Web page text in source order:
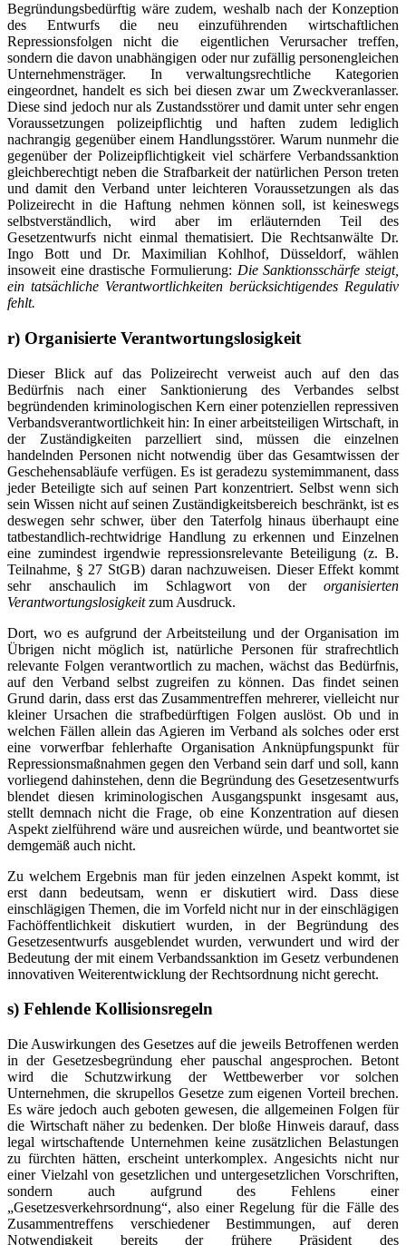
Begründungsbedürftig wäre zudem, weshalb nach der Konzeption
des Entwurfs die neu einzuführenden wirtschaftlichen
Repressionsfolgen nicht die eigentlichen Verursacher treffen,
sondern die davon unabhängigen oder nur zufällig personengleichen
Unternehmensträger. In verwaltungsrechtliche Kategorien
eingeordnet, handelt es sich bei diesen zwar um Zweckveranlasser.
Diese sind jedoch nur als Zustandsstörer und damit unter sehr engen
Voraussetzungen polizeipflichtig und haften zudem lediglich
nachrangig gegenüber einem Handlungsstörer. Warum nunmehr die
gegenüber der Polizeipflichtigkeit viel schärfere Verbandssanktion
gleichberechtigt neben die Strafbarkeit der natürlichen Person treten
und damit den Verband unter leichteren Voraussetzungen als das
Polizeirecht in die Haftung nehmen können soll, ist keineswegs
selbstverständlich, wird aber im erläuternden Teil des
Gesetzentwurfs nicht einmal thematisiert. Die Rechtsanwälte Dr.
Ingo Bott und Dr. Maximilian Kohlhof, Düsseldorf, wählen
insoweit eine drastische Formulierung: Die Sanktionsschärfe steigt,
ein tatsächliche Verantwortlichkeiten berücksichtigendes Regulativ
fehlt.
r) Organisierte Verantwortungslosigkeit
Dieser Blick auf das Polizeirecht verweist auch auf den das
Bedürfnis nach einer Sanktionierung des Verbandes selbst
begründenden kriminologischen Kern einer potenziellen repressiven
Verbandsverantwortlichkeit hin: In einer arbeitsteiligen Wirtschaft, in
der Zuständigkeiten parzelliert sind, müssen die einzelnen
handelnden Personen nicht notwendig über das Gesamtwissen der
Geschehensabläufe verfügen. Es ist geradezu systemimmanent, dass
jeder Beteiligte sich auf seinen Part konzentriert. Selbst wenn sich
sein Wissen nicht auf seinen Zuständigkeitsbereich beschränkt, ist es
deswegen sehr schwer, über den Taterfolg hinaus überhaupt eine
tatbestandlich-rechtwidrige Handlung zu erkennen und Einzelnen
eine zumindest irgendwie repressionsrelevante Beteiligung (z. B.
Teilnahme, § 27 StGB) daran nachzuweisen. Dieser Effekt kommt
sehr anschaulich im Schlagwort von der organisierten
Verantwortungslosigkeitzum Ausdruck.
Dort, wo es aufgrund der Arbeitsteilung und der Organisation im
Übrigen nicht möglich ist, natürliche Personen für strafrechtlich
relevante Folgen verantwortlich zu machen, wächst das Bedürfnis,
auf den Verband selbst zugreifen zu können. Das findet seinen
Grund darin, dass erst das Zusammentreffen mehrerer, vielleicht nur
kleiner Ursachen die strafbedürftigen Folgen auslöst. Ob und in
welchen Fällen allein das Agieren im Verband als solches oder erst
eine vorwerfbar fehlerhafte Organisation Anknüpfungspunkt für
Repressionsmaßnahmen gegen den Verband sein darf und soll, kann
vorliegend dahinstehen, denn die Begründung des Gesetzesentwurfs
blendet diesen kriminologischen Ausgangspunkt insgesamt aus,
stellt demnach nicht die Frage, ob eine Konzentration auf diesen
Aspekt zielführend wäre und ausreichen würde, und beantwortet sie
demgemäß auch nicht.
Zu welchem Ergebnis man für jeden einzelnen Aspekt kommt, ist
erst dann bedeutsam, wenn er diskutiert wird. Dass diese
einschlägigen Themen, die im Vorfeld nicht nur in der einschlägigen
Fachöffentlichkeit diskutiert wurden, in der Begründung des
Gesetzesentwurfs ausgeblendet wurden, verwundert und wird der
Bedeutung der mit einem Verbandssanktion im Gesetz verbundenen
innovativen Weiterentwicklung der Rechtsordnung nicht gerecht.
s) Fehlende Kollisionsregeln
Die Auswirkungen des Gesetzes auf die jeweils Betroffenen werden
in der Gesetzesbegründung eher pauschal angesprochen. Betont
wird die Schutzwirkung der Wettbewerber vor solchen
Unternehmen, die skrupellos Gesetze zum eigenen Vorteil brechen.
Es wäre jedoch auch geboten gewesen, die allgemeinen Folgen für
die Wirtschaft näher zu bedenken. Der bloße Hinweis darauf, dass
legal wirtschaftende Unternehmen keine zusätzlichen Belastungen
zu fürchten hätten, erscheint unterkomplex. Angesichts nicht nur
einer Vielzahl von gesetzlichen und untergesetzlichen Vorschriften,
sondern auch aufgrund des Fehlens einer
„Gesetzesverkehrsordnung“, also einer Regelung für die Fälle des
Zusammentreffens verschiedener Bestimmungen, auf deren
Notwendigkeit bereits der frühere Präsident des